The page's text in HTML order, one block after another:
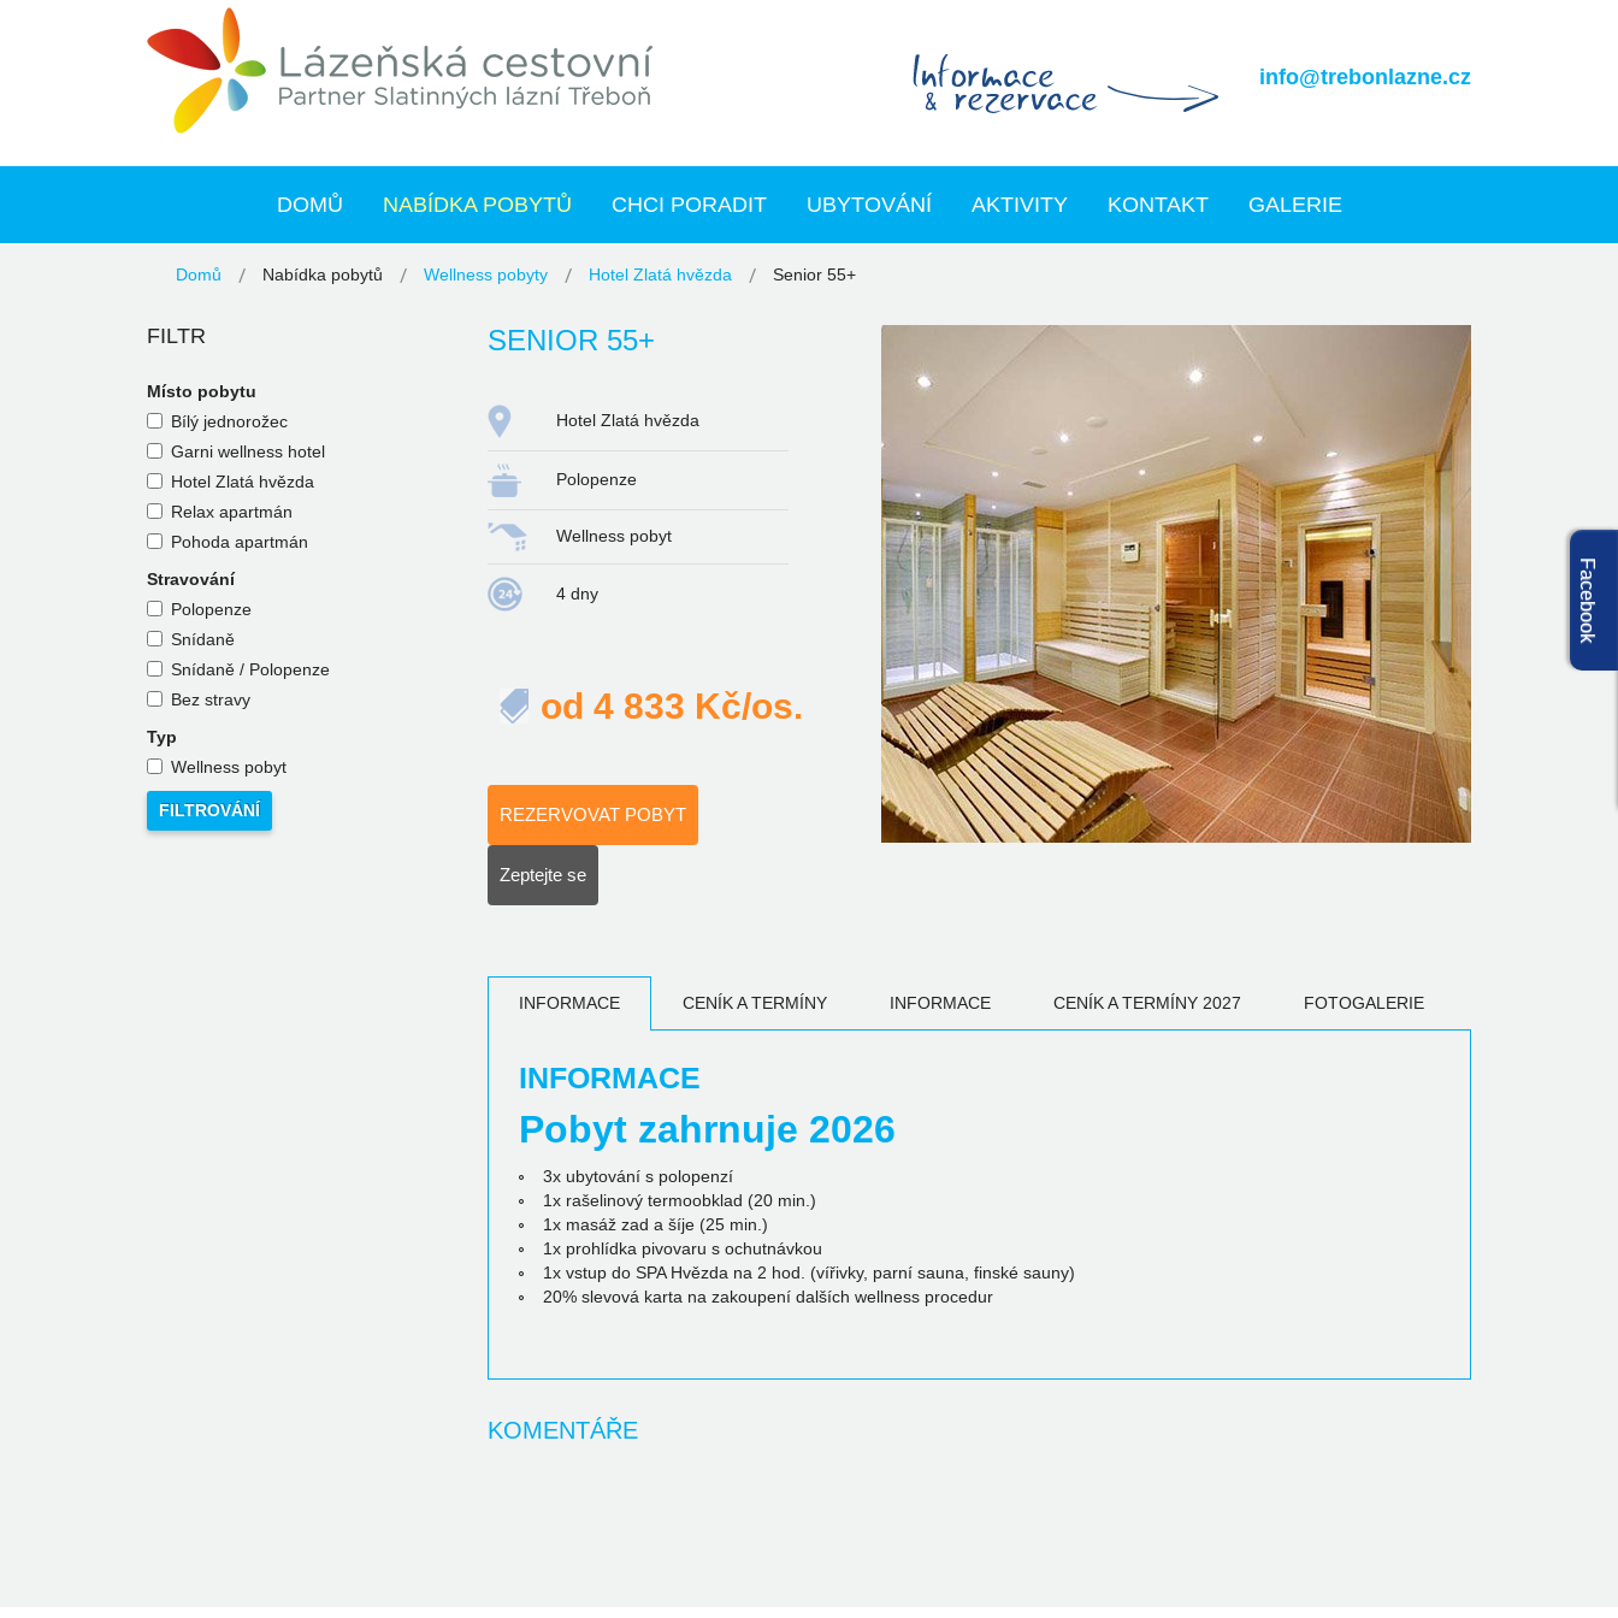
info@trebonlazne.cz
DOMŮ NABÍDKA POBYTŮ CHCI PORADIT UBYTOVÁNÍ AKTIVITY KONTAKT GALERIE
Domů Nabídka pobytů Wellness pobyty Hotel Zlatá hvězda Senior 55+
SENIOR 55+
Hotel Zlatá hvězda
Polopenze
Wellness pobyt
4 dny
od 4 833 Kč/os.
REZERVOVAT POBYT
Zeptejte se
INFORMACE CENÍK A TERMÍNY INFORMACE CENÍK A TERMÍNY 2027 FOTOGALERIE
INFORMACE
Pobyt zahrnuje 2026
3x ubytování s polopenzí
1x rašelinový termoobklad (20 min.)
1x masáž zad a šíje (25 min.)
1x prohlídka pivovaru s ochutnávkou
1x vstup do SPA Hvězda na 2 hod. (vířivky, parní sauna, finské sauny)
20% slevová karta na zakoupení dalších wellness procedur
KOMENTÁŘE
FILTR
Místo pobytu
Bílý jednorožec
Garni wellness hotel
Hotel Zlatá hvězda
Relax apartmán
Pohoda apartmán
Stravování
Polopenze
Snídaně
Snídaně / Polopenze
Bez stravy
Typ
Wellness pobyt
Facebook